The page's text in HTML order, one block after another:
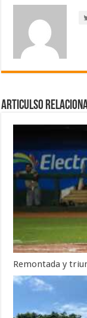
Articulso
Remontada y